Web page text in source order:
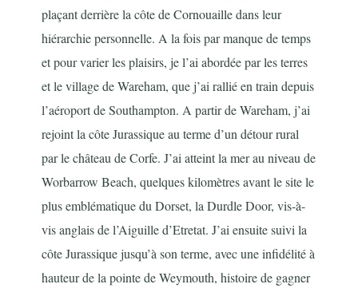
plaçant derrière la côte de Cornouaille dans leur
hiérarchie personnelle. A la fois par manque de temps
et pour varier les plaisirs, je l’ai abordée par les terres
et le village de Wareham, que j’ai rallié en train depuis
l’aéroport de Southampton. A partir de Wareham, j’ai
rejoint la côte Jurassique au terme d’un détour rural
par le château de Corfe. J’ai atteint la mer au niveau de
Worbarrow Beach, quelques kilomètres avant le site le
plus emblématique du Dorset, la Durdle Door, vis-à-
vis anglais de l’Aiguille d’Etretat. J’ai ensuite suivi la
côte Jurassique jusqu’à son terme, avec une infidélité à
hauteur de la pointe de Weymouth, histoire de gagner